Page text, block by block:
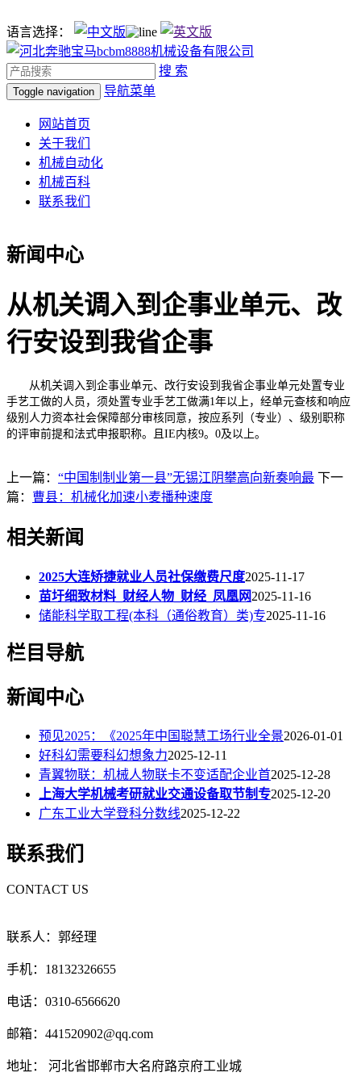
语言选择：
搜 索
Toggle navigation 导航菜单
网站首页
关于我们
机械自动化
机械百科
联系我们
新闻中心
从机关调入到企事业单元、改
行安设到我省企事
从机关调入到企事业单元、改行安设到我省企事业单元处置专业
手艺工做的人员，须处置专业手艺工做满1年以上，经单元查核和响应
级别人力资本社会保障部分审核同意，按应系列（专业）、级别职称
的评审前提和法式申报职称。且IE内核9。0及以上。
上一篇： “中国制制业第一县”无锡江阴攀高向新奏响最 下一
篇： 曹县：机械化加速小麦播种速度
相关新闻
2025大连矫捷就业人员社保缴费尺度2025-11-17
苗圩细致材料_财经人物_财经_凤凰网2025-11-16
储能科学取工程(本科（通俗教育）类)专2025-11-16
栏目导航
新闻中心
预见2025：《2025年中国聪慧工场行业全景2026-01-01
好科幻需要科幻想象力2025-12-11
青翼物联：机械人物联卡不变适配企业首2025-12-28
上海大学机械考研就业交通设备取节制专2025-12-20
广东工业大学登科分数线2025-12-22
联系我们
CONTACT US
联系人：郭经理
手机：18132326655
电话：0310-6566620
邮箱：441520902@qq.com
地址： 河北省邯郸市大名府路京府工业城